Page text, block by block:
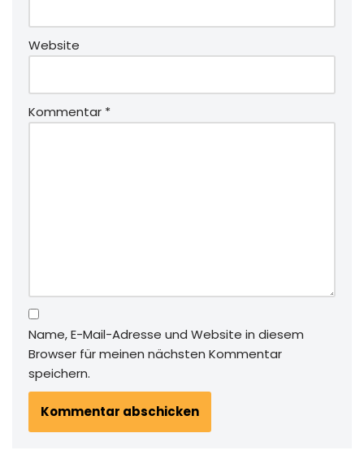
Website
Kommentar *
Name, E-Mail-Adresse und Website in diesem
Browser für meinen nächsten Kommentar
speichern.